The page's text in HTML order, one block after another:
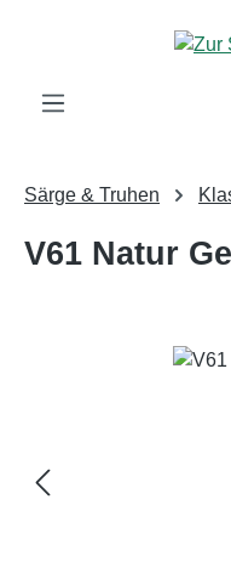
Zum Hauptinhalt springen
Särge & Truhen
V61 Natur
Bildergalerie